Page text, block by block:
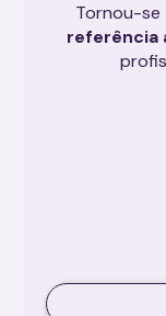
Tornou-se
referência